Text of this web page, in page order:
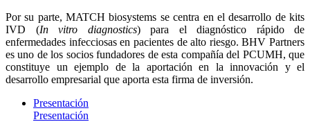
Por su parte, MATCH biosystems se centra en el desarrollo de kits
IVD (In vitro diagnostics) para el diagnóstico rápido de
enfermedades infecciosas en pacientes de alto riesgo. BHV Partners
es uno de los socios fundadores de esta compañía del PCUMH, que
constituye un ejemplo de la aportación en la innovación y el
desarrollo empresarial que aporta esta firma de inversión.
Presentación
Presentación